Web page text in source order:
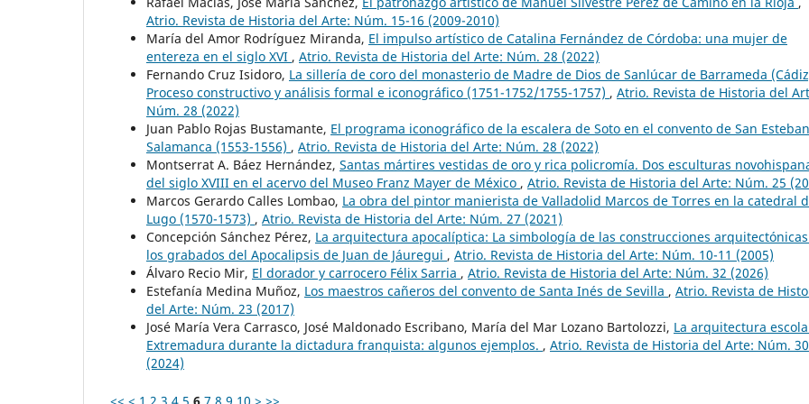
Atrio. Revista de Historia del Arte: Núm. 15-16 (2009-2010)
María del Amor Rodríguez Miranda, El impulso artístico de Catalina Fernández de Córdoba: una mujer de
entereza en el siglo XVI , Atrio. Revista de Historia del Arte: Núm. 28 (2022)
Fernando Cruz Isidoro, La sillería de coro del monasterio de Madre de Dios de Sanlúcar de Barrameda
Proceso constructivo y análisis formal e iconográfico (1751-1752/1755-1757) , Atrio. Revista de Historia del
Núm. 28 (2022)
Juan Pablo Rojas Bustamante, El programa iconográfico de la escalera de Soto en el convento de San
Salamanca (1553-1556) , Atrio. Revista de Historia del Arte: Núm. 28 (2022)
Montserrat A. Báez Hernández, Santas mártires vestidas de oro y rica policromía. Dos esculturas
del siglo XVIII en el acervo del Museo Franz Mayer de México , Atrio. Revista de Historia del Arte: Núm. 25
Marcos Gerardo Calles Lombao, La obra del pintor manierista de Valladolid Marcos de Torres en la catedral
Lugo (1570-1573) , Atrio. Revista de Historia del Arte: Núm. 27 (2021)
Concepción Sánchez Pérez, La arquitectura apocalíptica: La simbología de las construcciones
los grabados del Apocalipsis de Juan de Jáuregui , Atrio. Revista de Historia del Arte: Núm. 10-11 (2005)
Álvaro Recio Mir, El dorador y carrocero Félix Sarria , Atrio. Revista de Historia del Arte: Núm. 32 (2026)
Estefanía Medina Muñoz, Los maestros cañeros del convento de Santa Inés de Sevilla , Atrio. Revista de
del Arte: Núm. 23 (2017)
José María Vera Carrasco, José Maldonado Escribano, María del Mar Lozano Bartolozzi, La arquitectura
Extremadura durante la dictadura franquista: algunos ejemplos. , Atrio. Revista de Historia del Arte: Núm. 30
(2024)
<< < 1 2 3 4 5 6 7 8 9 10 > >>